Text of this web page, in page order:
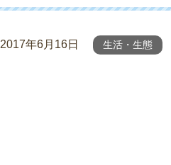
2017年6月16日 生活・生態